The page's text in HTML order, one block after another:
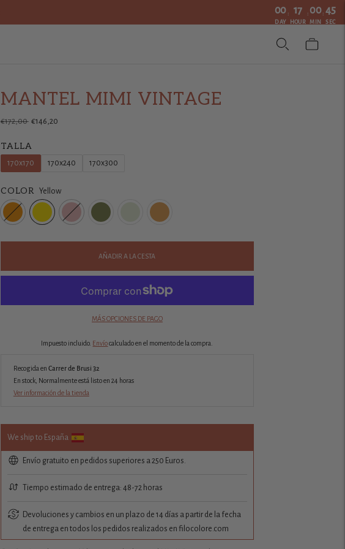
00
DAY
17
HOUR
: 00
MIN
: 44
SEC
MANTEL MIMI VINTAGE
€172,00Precio
€146,20
TALLA
170x170 170x240 170x300
COLOR Yellow
AÑADIR A LA CESTA
MÁS OPCIONES DE PAGO
Impuesto incluido. Envíocalculado en el momento de la compra.
Recogida en Carrer de Brusi 32
En stock, Normalmente está listo en 24 horas
Ver información de la tienda
We ship to España
Envío gratuito en pedidos superiores a 250 Euros.
Tiempo estimado de entrega: 48-72 horas
Devoluciones y cambios en un plazo de 14 días a partir de la fecha
de entrega en todos los pedidos realizados en filocolore.com